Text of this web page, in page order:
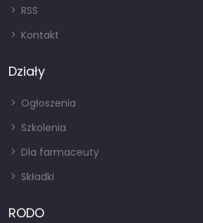
RSS
Kontakt
Działy
Ogłoszenia
Szkolenia
Dla farmaceuty
Składki
RODO